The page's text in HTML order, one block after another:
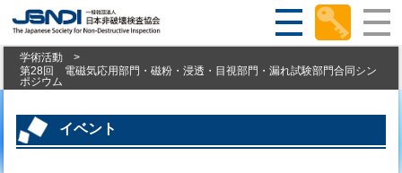
学術活動
>
第28回 電磁気応用部門・磁粉・浸透・目視部門・漏れ試験部門合同シン
ポジウム
イベント